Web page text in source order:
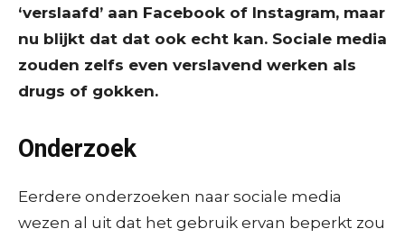
‘verslaafd’ aan Facebook of Instagram, maar
nu blijkt dat dat ook echt kan. Sociale media
zouden zelfs even verslavend werken als
drugs of gokken.
Onderzoek
Eerdere onderzoeken naar sociale media
wezen al uit dat het gebruik ervan beperkt zou